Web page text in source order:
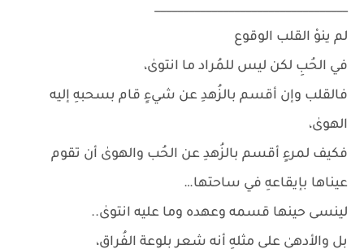
__________________________________
لم ينوْ القلب الوقوع
في الحُبِ لكن ليس للمُراد ما انتوىٰ،
فالقلب وإن أقسم بالزُهدِ عن شيءٍ قام بسحبهِ إليه
الهوىٰ،
فكيف لمرءٍ أقسم بالزُهدِ عن الحُب والهوىٰ أن تقوم
عيناها بإيقاعهِ في ساحتها…
لينسى حينها قسمه وعهده وما عليه انتوىٰ..
بل والأدهىٰ على مثلهِ أنه شعر بلوعة الفُراق،